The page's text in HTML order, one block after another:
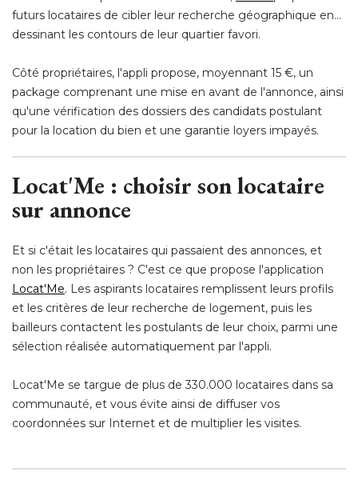
futurs locataires de cibler leur recherche géographique en...
dessinant les contours de leur quartier favori.
Côté propriétaires, l'appli propose, moyennant 15 €, un
package comprenant une mise en avant de l'annonce, ainsi
qu'une vérification des dossiers des candidats postulant
pour la location du bien et une garantie loyers impayés.
Locat'Me : choisir son locataire
sur annonce
Et si c'était les locataires qui passaient des annonces, et
non les propriétaires ? C'est ce que propose l'application
Locat'Me. Les aspirants locataires remplissent leurs profils
et les critères de leur recherche de logement, puis les
bailleurs contactent les postulants de leur choix, parmi une
sélection réalisée automatiquement par l'appli.
Locat'Me se targue de plus de 330.000 locataires dans sa
communauté, et vous évite ainsi de diffuser vos
coordonnées sur Internet et de multiplier les visites.